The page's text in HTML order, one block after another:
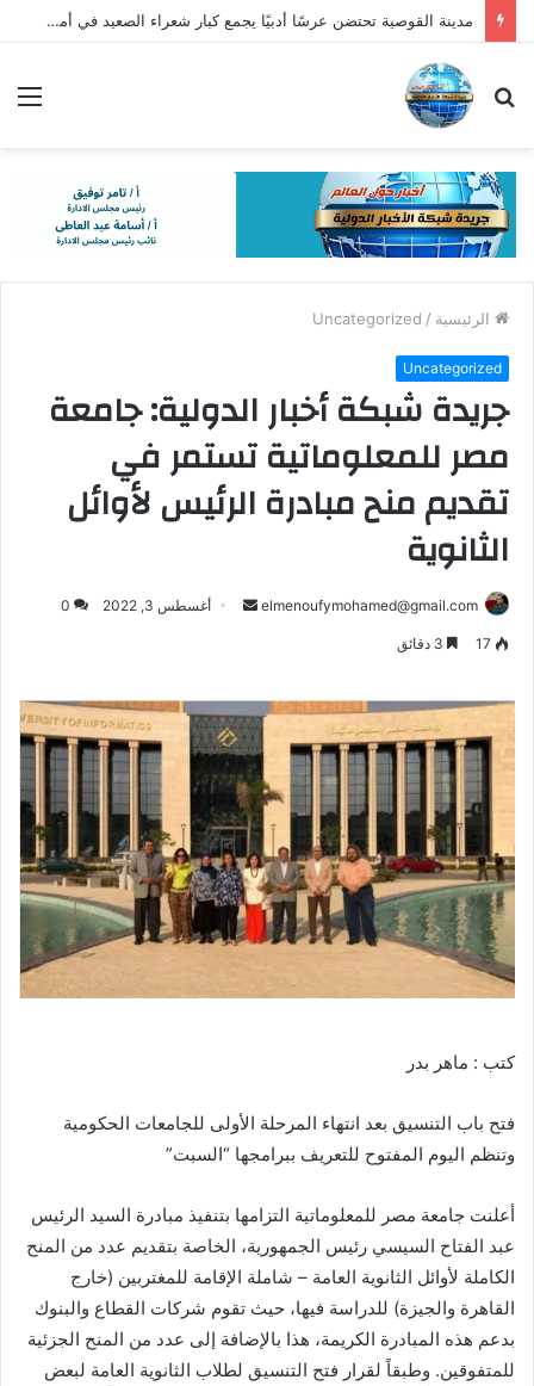
مدينة القوصية تحتضن عرسًا أدبيًا يجمع كبار شعراء الصعيد في أمسية ” المحبة والوفاء “
بحث
الرئيسية /
Uncategorized
Uncategorized
جريدة شبكة أخبار الدولية: جامعة
مصر للمعلوماتية تستمر في
تقديم منح مبادرة الرئيس لأوائل
الثانوية
elmenoufymohamed@gmail.com
أرسل أغسطس 3, 2022 0
17
كتب : ماهر بدر
فتح باب التنسيق بعد انتهاء المرحلة الأولى للجامعات الحكومية
وتنظم اليوم المفتوح للتعريف ببرامجها “السبت”
أعلنت جامعة مصر للمعلوماتية التزامها بتنفيذ مبادرة السيد الرئيس
عبد الفتاح السيسي رئيس الجمهورية، الخاصة بتقديم عدد من المنح
الكاملة لأوائل الثانوية العامة – شاملة الإقامة للمغتربين (خارج
القاهرة والجيزة) للدراسة فيها، حيث تقوم شركات القطاع والبنوك
بدعم هذه المبادرة الكريمة، هذا بالإضافة إلى عدد من المنح الجزئية
للمتفوقين. وطبقاً لقرار فتح التنسيق لطلاب الثانوية العامة لبعض